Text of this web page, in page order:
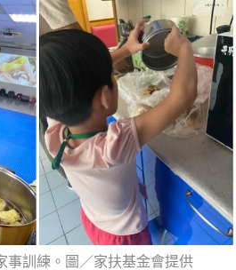
事訓練。圖／家扶基金會提供